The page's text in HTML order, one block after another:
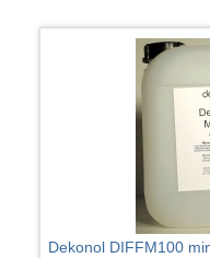
Dekonol DIFFM100